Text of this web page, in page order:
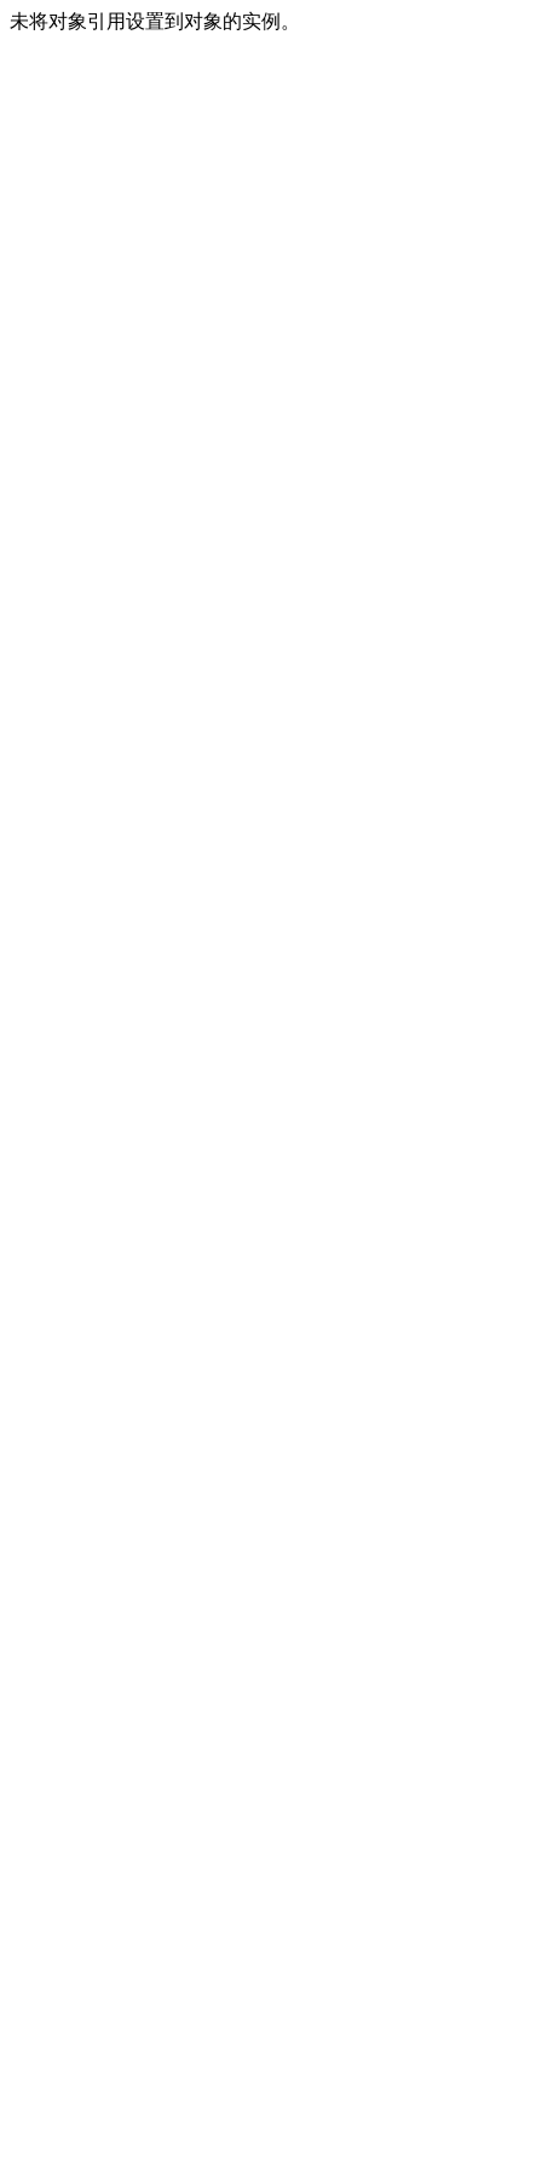
未将对象引用设置到对象的实例。